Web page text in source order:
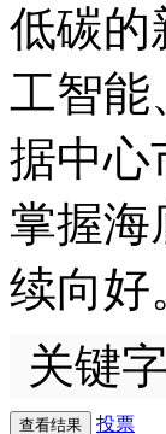
低碳的
工智能
据中心
掌握海
续向好
关键字
投票